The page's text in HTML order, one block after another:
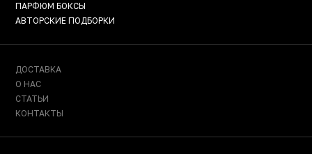
ПАРФЮМ БОКСЫ
АВТОРСКИЕ ПОДБОРКИ
ДОСТАВКА
О НАС
СТАТЬИ
КОНТАКТЫ